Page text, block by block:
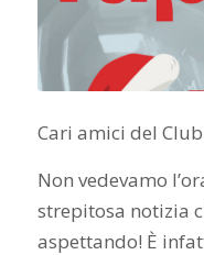
Cari amici del
Non vedevamo
strepitosa notizia
aspettando! È